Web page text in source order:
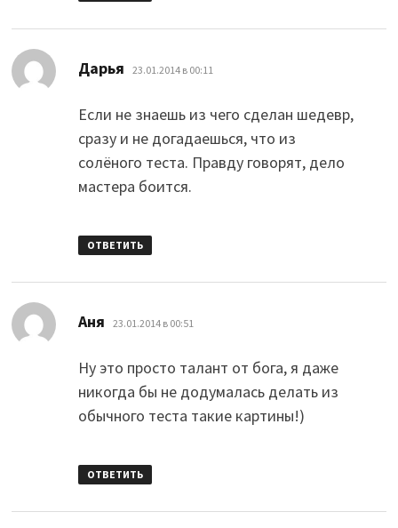
Дарья 23.01.2014 в 00:11
Если не знаешь из чего сделан шедевр,
сразу и не догадаешься, что из
солёного теста. Правду говорят, дело
мастера боится.
ОТВЕТИТЬ
Аня 23.01.2014 в 00:51
Ну это просто талант от бога, я даже
никогда бы не додумалась делать из
обычного теста такие картины!)
ОТВЕТИТЬ